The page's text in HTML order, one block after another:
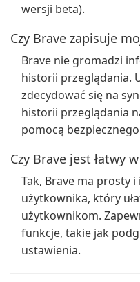
wersji beta).
Czy Brave zapisuje
Brave nie gromadzi
historii przeglądania.
zdecydować się na
historii przeglądania
pomocą
Czy Brave jest łatwy
Tak, Brave ma prosty
użytkownika, który
użytkownikom.
funkcje, takie jak
ustawienia.